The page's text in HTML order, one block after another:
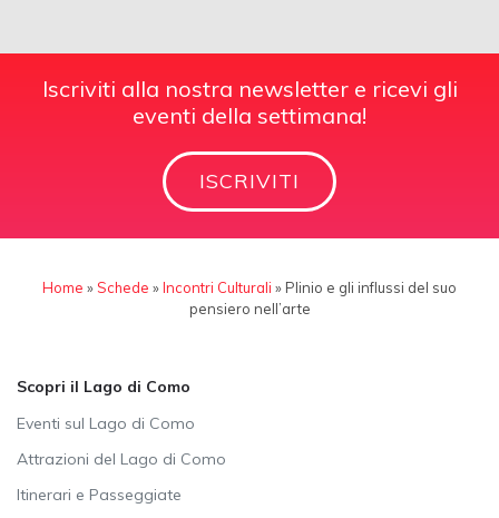
Iscriviti alla nostra newsletter e ricevi gli
eventi della settimana!
ISCRIVITI
Home »Schede »Incontri Culturali » Plinio e gli influssi del suo
pensiero nell’arte
Scopri il Lago di Como
Eventi sul Lago di Como
Attrazioni del Lago di Como
Itinerari e Passeggiate